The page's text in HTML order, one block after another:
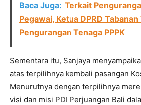
Baca Juga: Terkait
Pegawai, Ketua DPRD
Pengurangan Tenaga PPPK
Sementara itu, Sanjaya
atas terpilihnya kembali pasangan
Menurutnya dengan terpilihnya
visi dan misi PDI Perjuangan Bali